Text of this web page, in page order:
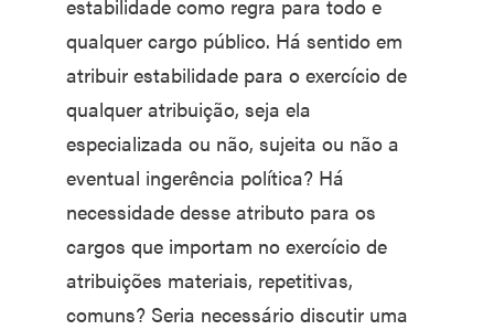
estabilidade como regra para todo e
qualquer cargo público. Há sentido em
atribuir estabilidade para o exercício de
qualquer atribuição, seja ela
especializada ou não, sujeita ou não a
eventual ingerência política? Há
necessidade desse atributo para os
cargos que importam no exercício de
atribuições materiais, repetitivas,
comuns? Seria necessário discutir uma